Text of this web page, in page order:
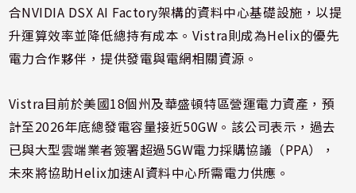
合NVIDIA DSX AI Factory架構的資料中心基礎設施，以提
升運算效率並降低總持有成本。Vistra則成為Helix的優先
電力合作夥伴，提供發電與電網相關資源。
Vistra目前於美國18個州及華盛頓特區營運電力資產，預
計至2026年底總發電容量接近50GW。該公司表示，過去
已與大型雲端業者簽署超過5GW電力採購協議（PPA），
未來將協助Helix加速AI資料中心所需電力供應。